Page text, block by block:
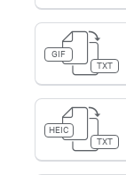
GIF
TXT
HEIC
TXT